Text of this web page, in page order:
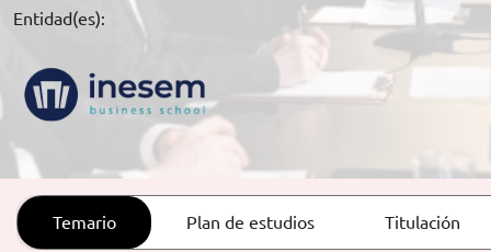
RECURSOS EDUCATIVOS
ARTÍCULOS
ORIENTACIÓN LABORAL
Entidad(es):
Temario Plan de estudios Titulación